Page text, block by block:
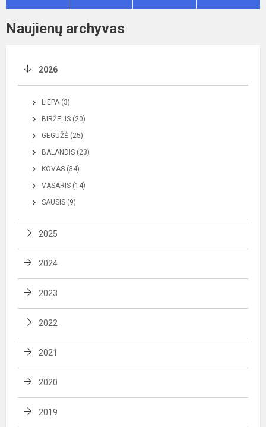
Naujienų archyvas
2026
LIEPA (3)
BIRŽELIS (20)
GEGUŽĖ (25)
BALANDIS (23)
KOVAS (34)
VASARIS (14)
SAUSIS (9)
2025
2024
2023
2022
2021
2020
2019